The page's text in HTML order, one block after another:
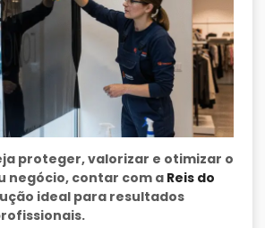
proteger, valorizar e otimizar o
negócio, contar com a Reis do
ideal para resultados